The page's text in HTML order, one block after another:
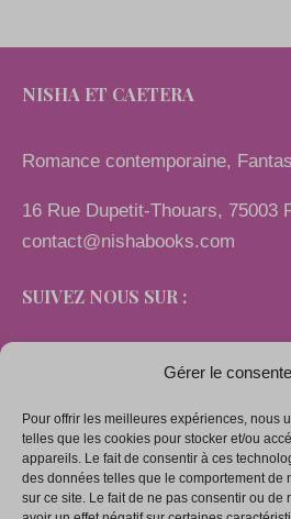
Gérer le
Pour offrir les meilleures expériences, nous
telles que les cookies pour stocker et/ou
appareils. Le fait de consentir à ces
des données telles que le comportement de
sur ce site. Le fait de ne pas consentir ou de
NISHA ET CAETERA
Romance contemporaine,
16 Rue Dupetit-Thouars, 75003
contact@nishabooks.com
SUIVEZ NOUS SUR :
LIENS
Mentions légales